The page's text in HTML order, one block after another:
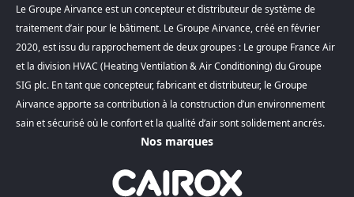
Le Groupe Airvance est un concepteur et distributeur de système de
traitement d’air pour le bâtiment. Le Groupe Airvance, créé en février
2020, est issu du rapprochement de deux groupes : Le groupe France Air
et la division HVAC (Heating Ventilation & Air Conditioning) du Groupe
SIG plc. En tant que concepteur, fabricant et distributeur, le Groupe
Airvance apporte sa contribution à la construction d’un environnement
sain et sécurisé où le confort et la qualité d’air sont solidement ancrés.
Nos marques